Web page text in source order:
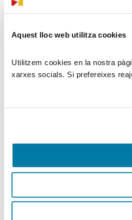
Aquest lloc web utilitza cookies
Utilitzem cookies en la nostra
xarxes socials. Si prefereixes